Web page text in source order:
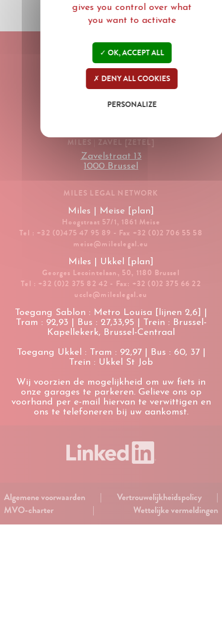
Tel : +32 (0)2 204 56 11
MILES | ZAVEL [ZETEL]
Zavelstraat 13
1000 Brussel
MILES LEGAL NETWORK
Miles | Meise [plan]
Hoogstraat 57/1, 1861 Meise
Tel : +32 (0)475 47 95 89 - Fax +32 (0)2 706 55 58
meise@mileslegal.eu
Miles | Ukkel [plan]
Georges Lecointelaan, 50, 1180 Brussel
Tel : +32 (0)2 375 82 42 - Fax: +32 (0)2 375 66 22
uccle@mileslegal.eu
Toegang Sablon : Metro Louisa [lijnen 2,6] |
Tram : 92,93 | Bus : 27,33,95 | Trein : Brussel-
Kapellekerk, Brussel-Centraal
Toegang Ukkel : Tram : 92,97 | Bus : 60, 37 |
Trein : Ukkel St Job
Wij voorzien de mogelijkheid om uw fiets in
onze garages te parkeren. Gelieve ons op
voorhand per e-mail hiervan te verwittigen en
ons te telefoneren bij uw aankomst.
Algemene voorwaarden | Vertrouwelijkheidspolicy
|
MVO-charter
| Wettelijke vermeldingen
gives you control over what
you want to activate
OK, ACCEPT ALL
DENY ALL COOKIES
PERSONALIZE